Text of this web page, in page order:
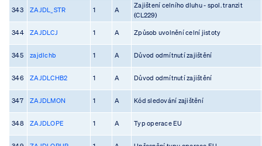
343 ZAJDL_STR 1 A
Zajištení celního dluhu - spol. tranzit
(CL229)
344 ZAJDLCJ 1 A Způsob uvolnění celní jistoty
345 zajdlchb 1 A Důvod odmítnutí zajištění
346 ZAJDLCHB2 1 A Důvod odmítnutí zajištění
347 ZAJDLMON 1 A Kód sledování zajištění
348 ZAJDLOPE 1 A Typ operace EU